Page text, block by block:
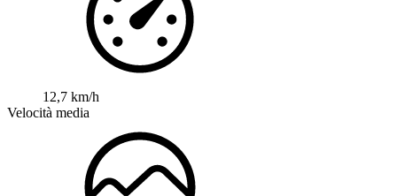
12,7 km/h
Velocità media